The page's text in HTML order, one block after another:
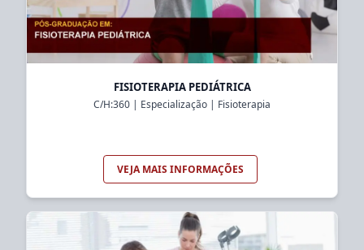
FISIOTERAPIA PEDIÁTRICA
C/H:360 | Especialização | Fisioterapia
VEJA MAIS INFORMAÇÕES